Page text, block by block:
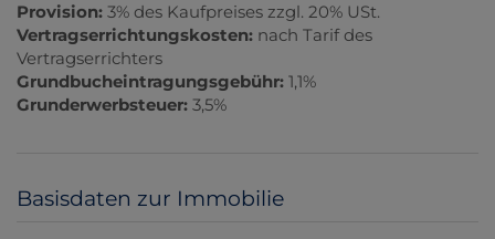
Provision: 3% des Kaufpreises zzgl. 20% USt.
Vertragserrichtungskosten: nach Tarif des
Vertragserrichters
Grundbucheintragungsgebühr: 1,1%
Grunderwerbsteuer: 3,5%
Basisdaten zur Immobilie